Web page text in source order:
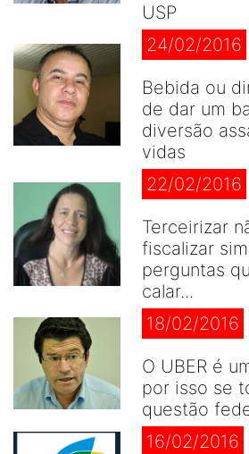
USP
24/02/2016
Bebida ou
de dar um
diversão
vidas
22/02/2016
Terceirizar
fiscalizar
perguntas
calar...
18/02/2016
O UBER é
por isso se
questão
16/02/2016